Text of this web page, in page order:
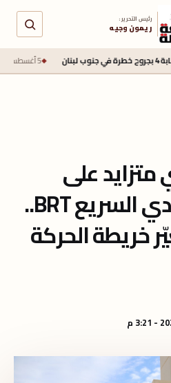
رئيس التحرير :
ريمون وجيه
5 أغسطس 2026 - 2:40 م
على
الأتوبيس الترددي السريع BRT..
خريطة الحركة